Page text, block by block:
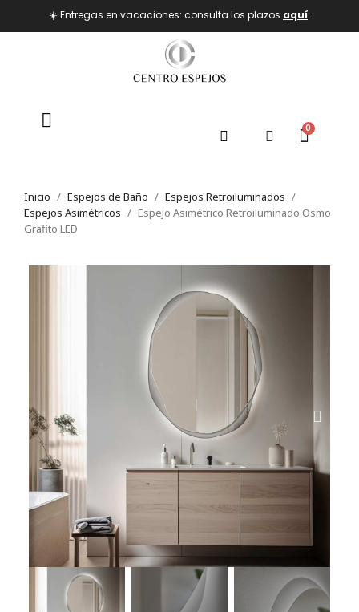
☀️ Entregas en vacaciones: consulta los plazos aquí.
Inicio Espejos de Baño
Espejos Retroiluminados
Espejos Asimétricos
Espejo Asimétrico Retroiluminado Osmo
Grafito LED